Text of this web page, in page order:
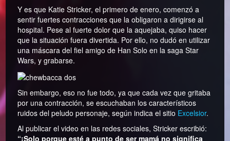
Y es que Katie Stricker, el primero de enero, comenzó a
sentir fuertes contracciones que la obligaron a dirigirse al
hospital. Pese al fuerte dolor que la aquejaba, quiso hacer
que la situación fuera divertida. Por ello, no dudó en utilizar
una máscara del fiel amigo de Han Solo en la saga Star
Wars, y grabarse.
Sin embargo, eso no fue todo, ya que cada vez que gritaba
por una contracción, se escuchaban los característicos
ruidos del peludo personaje, según indica el sitio Excelsior.
Al publicar el video en las redes sociales, Stricker escribió:
“¡Solo porque esté a punto de ser mamá no significa